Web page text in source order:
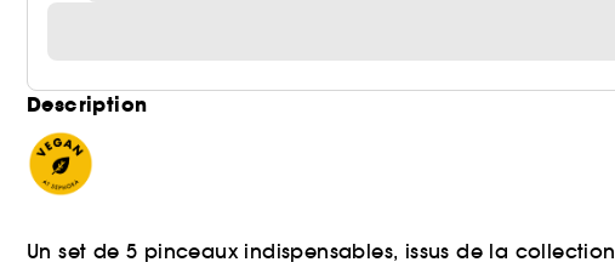
Description
Un set de 5 pinceaux indispensables, issus de la